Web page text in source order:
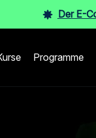
Der E-
Programme